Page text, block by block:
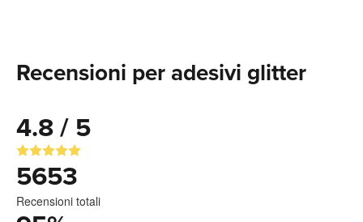
Recensioni per adesivi glitter
4.8 / 5
5653
Recensioni totali